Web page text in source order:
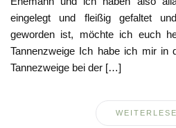
eingelegt und fleißig gefaltet
geworden ist, möchte ich euch
Tannenzweige Ich habe ich mir in
Tannezweige bei der […]